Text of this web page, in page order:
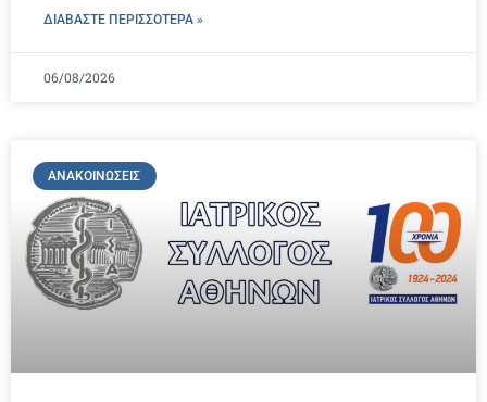
ΔΙΑΒΑΣΤΕ ΠΕΡΙΣΣΌΤΕΡΑ »
06/08/2026
ΑΝΑΚΟΙΝΏΣΕΙΣ